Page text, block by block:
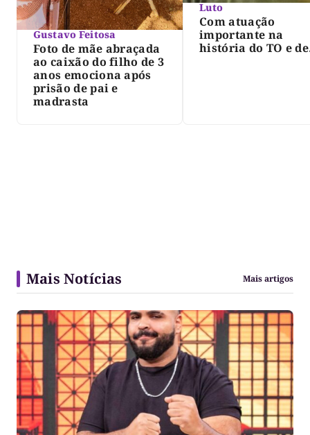
Gustavo Feitosa
Foto de mãe abraçada
ao caixão do filho de 3
anos emociona após
prisão de pai e
madrasta
Luto
Com atuação
importante na
história do TO e de
Mais Notícias Mais artigos